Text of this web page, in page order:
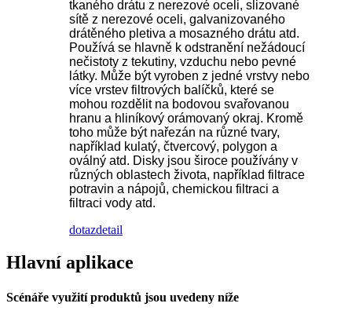
tkaného drátu z nerezové oceli, slizované
sítě z nerezové oceli, galvanizovaného
drátěného pletiva a mosazného drátu atd.
Používá se hlavně k odstranění nežádoucí
nečistoty z tekutiny, vzduchu nebo pevné
látky. Může být vyroben z jedné vrstvy nebo
více vrstev filtrových balíčků, které se
mohou rozdělit na bodovou svařovanou
hranu a hliníkový orámovaný okraj. Kromě
toho může být nařezán na různé tvary,
například kulatý, čtvercový, polygon a
oválný atd. Disky jsou široce používány v
různých oblastech života, například filtrace
potravin a nápojů, chemickou filtraci a
filtraci vody atd.
dotazdetail
Hlavní aplikace
Scénáře využití produktů jsou uvedeny níže